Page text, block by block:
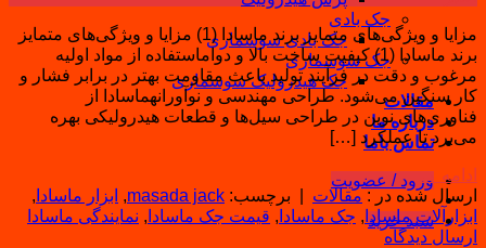
جک بادی
جک بادی سوسماری
جک سوسماری
جک هیدرولیک سوسماری
مقالات
درباره ما
تماس باما
ورود / عضویت
سبد خرید
مزایا و ویژگی‌های متمایز برند ماسادا (1) مزایا و ویژگی‌های متمایز
برند ماسادا (1) کیفیت ساخت بالا و دواماستفاده از مواد اولیه
مرغوب و دقت در فرآیند تولید باعث مقاومت بهتر در برابر فشار و
کار سنگین می‌شود. طراحی مهندسی و نوآورانهماسادا از
فناوری‌های نوین در طراحی سیل‌ها و قطعات هیدرولیکی بهره‌
می‌برد تا عملکرد […]
ادامه →
ارسال شده در :مقالات برچسب: masada jack
, ابزار ماسادا ,
ابزارآلات ماسادا , جک ماسادا , قیمت جک ماسادا , نمایندگی ماسادا
ارسال دیدگاه